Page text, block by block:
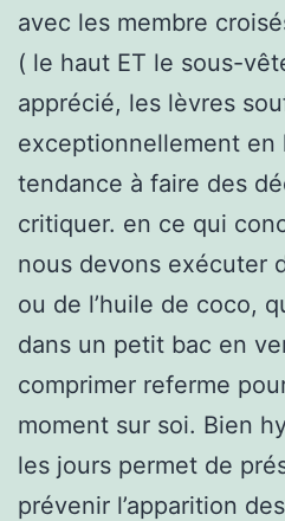
avec les membre
( le haut ET le sous-
apprécié, les lèvres
exceptionnellement en
tendance à faire des
critiquer. en ce qui
nous devons exécuter
ou de l’huile de coco,
dans un petit bac en
comprimer referme
moment sur soi. Bien
les jours permet de
prévenir l’apparition